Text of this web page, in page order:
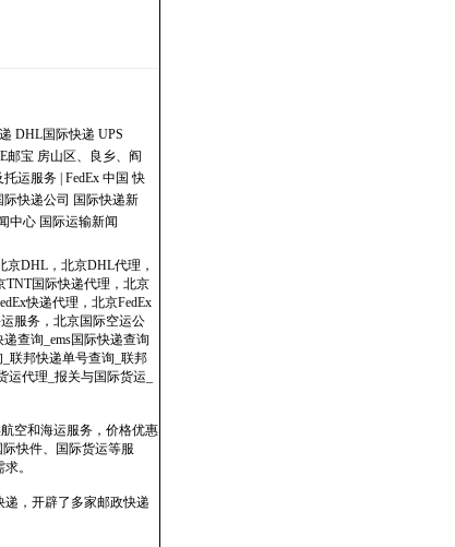
DHL国际快递 UPS
邮宝 房山区、良乡、阎
运服务 | FedEx 中国 快
际快递公司 国际快递新
中心 国际运输新闻
京DHL，北京DHL代理，
TNT国际快递代理，北京
快递代理，北京FedEx
服务，北京国际空运公
查询_ems国际快递查询
_联邦快递单号查询_联邦
代理_报关与国际货运_
空和海运服务，价格优惠
快件、国际货运等服
。
，开辟了多家邮政快递